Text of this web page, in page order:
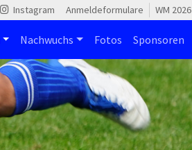
Instagram Anmeldeformulare WM 2026
Nachwuchs Fotos Sponsoren